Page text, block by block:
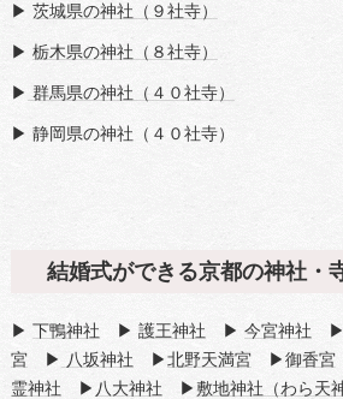
▶ 茨城県の神社（９社寺）
▶ 栃木県の神社（８社寺）
▶ 群馬県の神社（４０社寺）
▶ 静岡県の神社（４０社寺）
結婚式ができる京都の神社・
▶ 下鴨神社 ▶ 護王神社 ▶ 今宮神社 ▶
宮▶ 八坂神社 ▶ 北野天満宮▶ 御香宮
霊神社 ▶ 八大神社 ▶敷地神社（わら天神